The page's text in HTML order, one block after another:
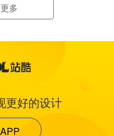
多
更好的设计